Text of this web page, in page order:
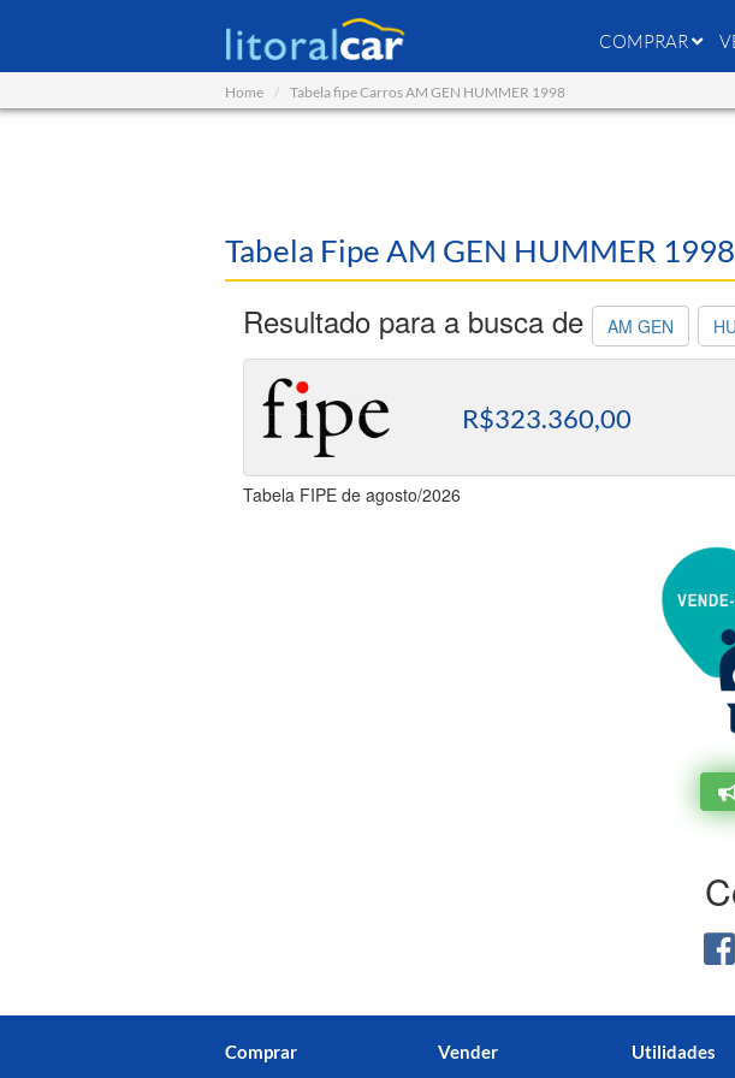
COMPRAR
Home Tabela fipe Carros AM GEN HUMMER 1998
Tabela Fipe AM GEN HUMMER
Resultado para a busca de AM GEN
R$323.360,00
Tabela FIPE de agosto/2026
Comprar Vender Utilidades